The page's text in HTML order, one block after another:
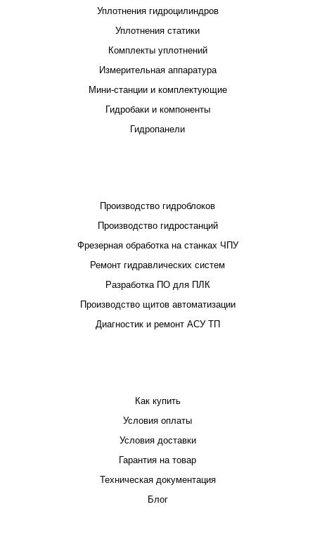
Уплотнения гидроцилиндров
Уплотнения статики
Комплекты уплотнений
Измерительная аппаратура
Мини-станции и комплектующие
Гидробаки и компоненты
Гидропанели
Производство гидроблоков
Производство гидростанций
Фрезерная обработка на станках ЧПУ
Ремонт гидравлических систем
Разработка ПО для ПЛК
Производство щитов автоматизации
Диагностик и ремонт АСУ ТП
Как купить
Условия оплаты
Условия доставки
Гарантия на товар
Техническая документация
Блог